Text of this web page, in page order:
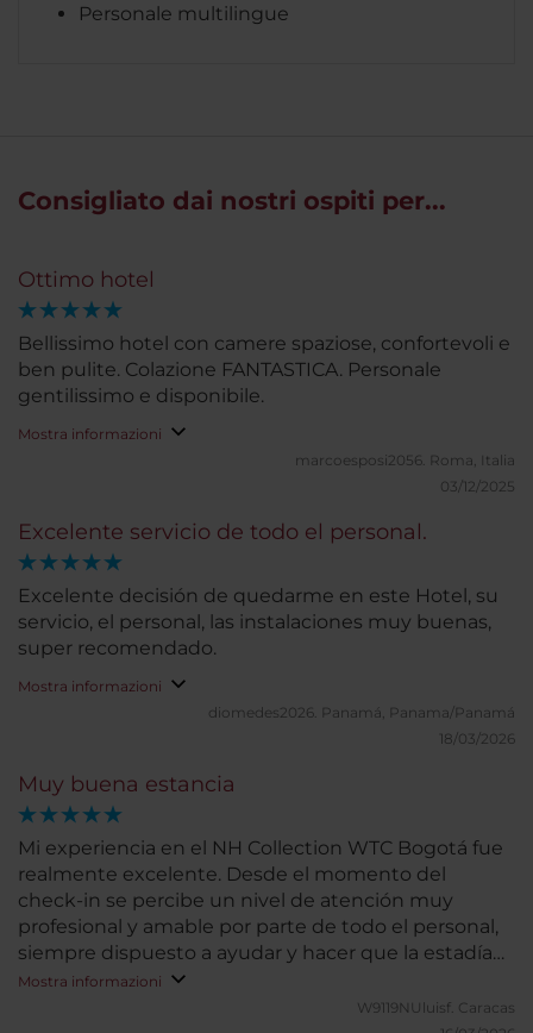
Personale multilingue
Consigliato dai nostri ospiti per...
Ottimo hotel
Bellissimo hotel con camere spaziose, confortevoli e
ben pulite. Colazione FANTASTICA. Personale
gentilissimo e disponibile.
Mostra informazioni
marcoesposi2056.
Roma, Italia
03/12/2025
Excelente servicio de todo el personal.
Excelente decisión de quedarme en este Hotel, su
servicio, el personal, las instalaciones muy buenas,
super recomendado.
Mostra informazioni
diomedes2026.
Panamá, Panama/Panamá
18/03/2026
Muy buena estancia
Mi experiencia en el NH Collection WTC Bogotá fue
realmente excelente. Desde el momento del
check-in se percibe un nivel de atención muy
profesional y amable por parte de todo el personal,
siempre dispuesto a ayudar y hacer que la estadía
sea cómoda y agradable. Las habitaciones destacan
por su impecable limpieza, comodidad y cuidado en
Mostra informazioni
W9119NUluisf. Caracas